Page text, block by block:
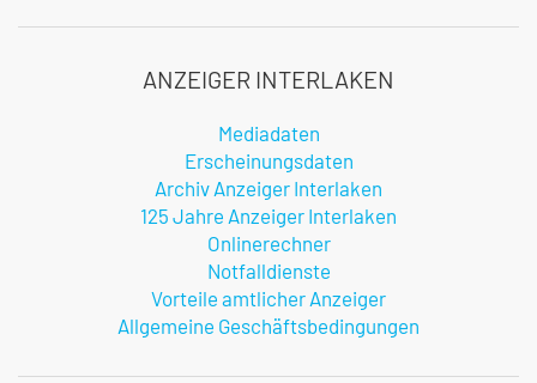
ANZEIGER INTERLAKEN
Mediadaten
Erscheinungsdaten
Archiv Anzeiger Interlaken
125 Jahre Anzeiger Interlaken
Onlinerechner
Notfalldienste
Vorteile amtlicher Anzeiger
Allgemeine Geschäftsbedingungen